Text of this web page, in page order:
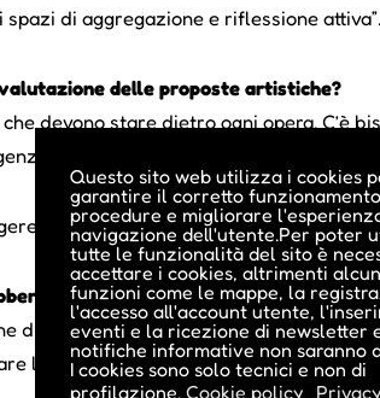
Questo sito web utilizza i cookies
garantire il corretto
procedure e migliorare
navigazione dell'utente.Per poter
tutte le funzionalità del sito è
accettare i cookies, altrimenti
funzioni come le mappe, la
l'accesso all'account utente,
eventi e la ricezione di newsletter
notifiche informative non saranno
I cookies sono solo tecnici e non di
profilazione. Cookie policy Privacy
di aggregazione e riflessione attiva”.
delle proposte artistiche?
devono stare dietro ogni opera. C’è
che ci raccontano i media devono
di uno spirito critico, di un punto di
candidarsi alla call di GLUE?
di confronto con altri artisti,
la propria identità artistica”, spiega